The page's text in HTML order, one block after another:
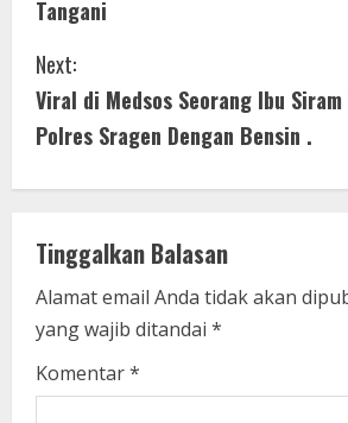
n
t
i
n
u
e
R
e
Tangani
Next:
Viral di Medsos Seorang Ibu
Polres Sragen Dengan Bensin .
Tinggalkan Balasan
Alamat email Anda tidak akan
yang wajib ditandai *
Komentar*